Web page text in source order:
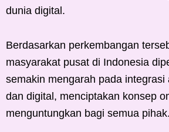
dunia digital.
Berdasarkan perkembangan
masyarakat pusat di Indonesia
semakin mengarah pada integrasi
dan digital, menciptakan konsep
menguntungkan bagi semua pihak.